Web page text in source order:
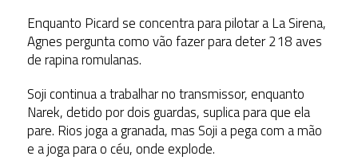
Enquanto Picard se concentra para pilotar a La Sirena,
Agnes pergunta como vão fazer para deter 218 aves
de rapina romulanas.
Soji continua a trabalhar no transmissor, enquanto
Narek, detido por dois guardas, suplica para que ela
pare. Rios joga a granada, mas Soji a pega com a mão
e a joga para o céu, onde explode.